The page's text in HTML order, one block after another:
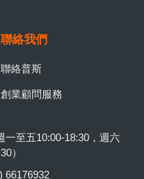
聯絡我們
聯絡普斯
創業顧問服務
一至五10:00-18:30，週六
）
66176932